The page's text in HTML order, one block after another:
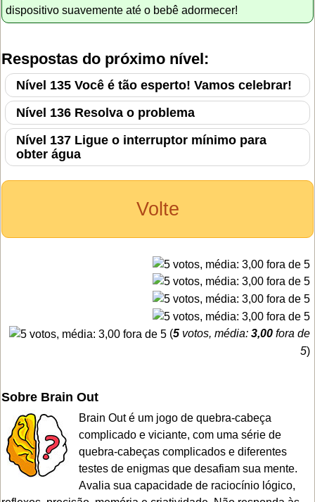
dispositivo suavemente até o bebê adormecer!
Respostas do próximo nível:
Nível 135 Você é tão esperto! Vamos celebrar!
Nível 136 Resolva o problema
Nível 137 Ligue o interruptor mínimo para
obter água
Volte
(5 votos, média: 3,00 fora de
5)
Sobre Brain Out
Brain Out é um jogo de quebra-cabeça
complicado e viciante, com uma série de
quebra-cabeças complicados e diferentes
testes de enigmas que desafiam sua mente.
Avalia sua capacidade de raciocínio lógico,